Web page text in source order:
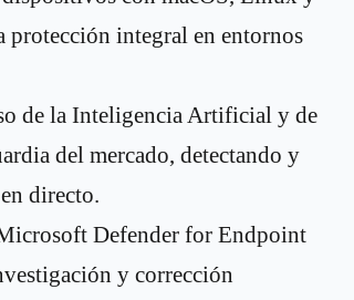
protección integral en entornos
de la Inteligencia Artificial y de
del mercado, detectando y
directo.
Defender for Endpoint
y corrección